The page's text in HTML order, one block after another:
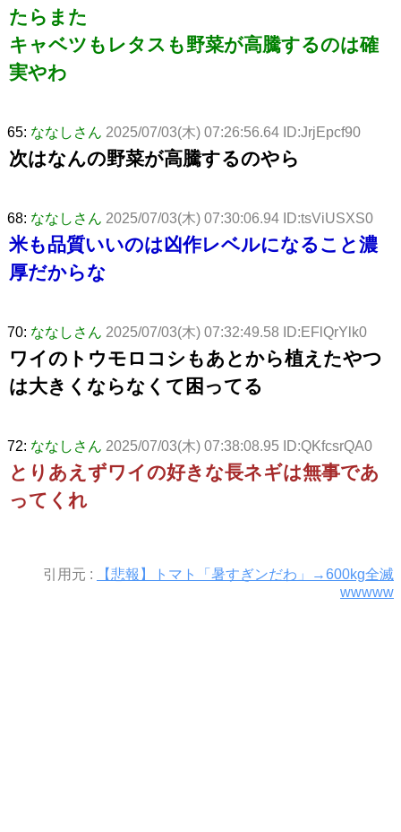
たらまた
キャベツもレタスも野菜が高騰するのは確
実やわ
65: ななしさん 2025/07/03(木) 07:26:56.64 ID:JrjEpcf90
次はなんの野菜が高騰するのやら
68: ななしさん 2025/07/03(木) 07:30:06.94 ID:tsViUSXS0
米も品質いいのは凶作レベルになること濃
厚だからな
70: ななしさん 2025/07/03(木) 07:32:49.58 ID:EFlQrYlk0
ワイのトウモロコシもあとから植えたやつ
は大きくならなくて困ってる
72: ななしさん 2025/07/03(木) 07:38:08.95 ID:QKfcsrQA0
とりあえずワイの好きな長ネギは無事であ
ってくれ
引用元 :
【悲報】トマト「暑すぎンだわ」→600kg全滅
wwwww